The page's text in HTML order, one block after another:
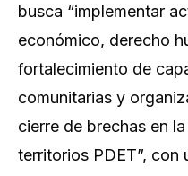
busca “implementar
económico, derecho
fortalecimiento de
comunitarias y
cierre de brechas en
territorios PDET”, con